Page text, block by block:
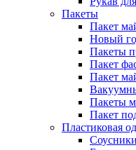
Пакеты
Пакет
Новый
Пакеты
Пакет
Пакет
Пакеты
Пакет
Пластиковая
Соусники